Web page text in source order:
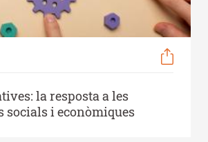
la resposta a les
socials i econòmiques